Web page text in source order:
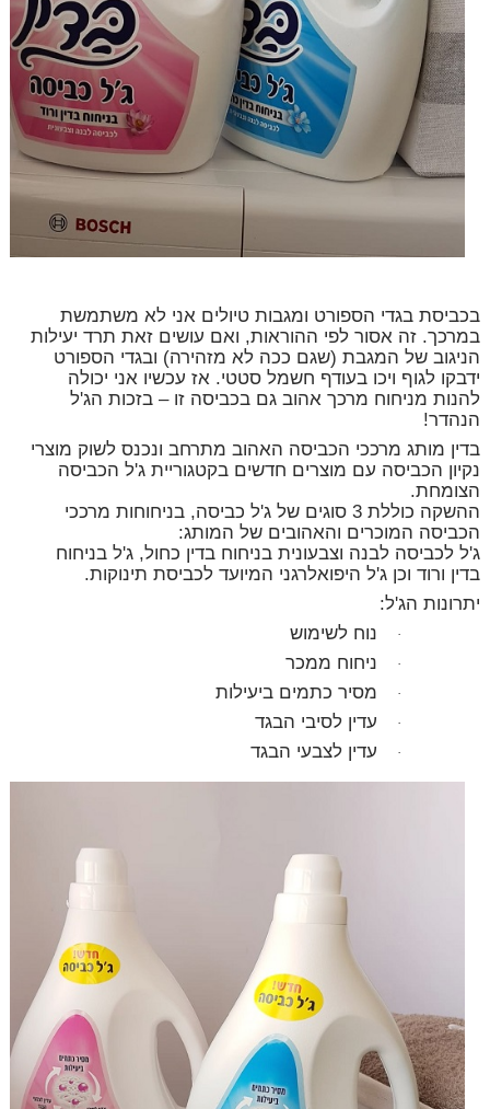
בכביסת בגדי הספורט ומגבות טיולים אני לא משתמשת
במרכך. זה אסור לפי ההוראות, ואם עושים זאת תרד יעילות
הניגוב של המגבת (שגם ככה לא מזהירה) ובגדי הספורט
ידבקו לגוף ויכו בעודף חשמל סטטי. אז עכשיו אני יכולה
להנות מניחוח מרכך אהוב גם בכביסה זו – בזכות הג'ל
הנהדר!
בדין מותג מרככי הכביסה האהוב מתרחב ונכנס לשוק מוצרי
נקיון הכביסה עם מוצרים חדשים בקטגוריית ג'ל הכביסה
הצומחת.
ההשקה כוללת 3 סוגים של ג'ל כביסה, בניחוחות מרככי
הכביסה המוכרים והאהובים של המותג:
ג'ל לכביסה לבנה וצבעונית בניחוח בדין כחול, ג'ל בניחוח
בדין ורוד וכן ג'ל היפואלרגני המיועד לכביסת תינוקות.
יתרונות הג'ל:
· נוח לשימוש
· ניחוח ממכר
· מסיר כתמים ביעילות
· עדין לסיבי הבגד
· עדין לצבעי הבגד